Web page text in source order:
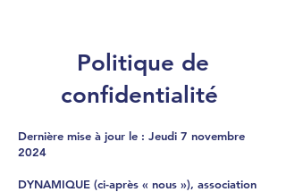
Politique de
confidentialité
Dernière mise à jour le : Jeudi 7 novembre
2024
DYNAMIQUE (ci-après « nous »), association